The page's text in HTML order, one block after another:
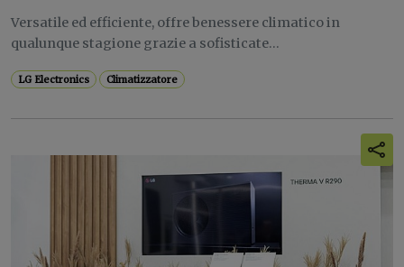
Versatile ed efficiente, offre benessere climatico in
qualunque stagione grazie a sofisticate...
LG Electronics Climatizzatore